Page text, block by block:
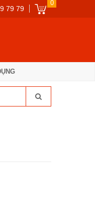
0
79 79